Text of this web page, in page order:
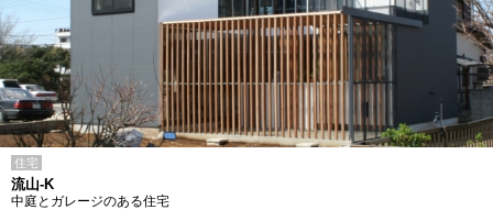
住宅
流山-K
中庭とガレージのある住宅